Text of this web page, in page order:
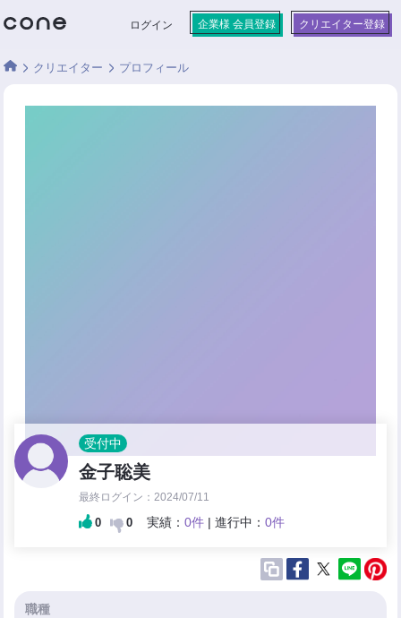
ログイン 企業様 会員登録 クリエイター登録
クリエイター プロフィール
受付中
金子聡美
最終ログイン：2024/07/11
0 0 実績：0件 | 進行中：0件
職種